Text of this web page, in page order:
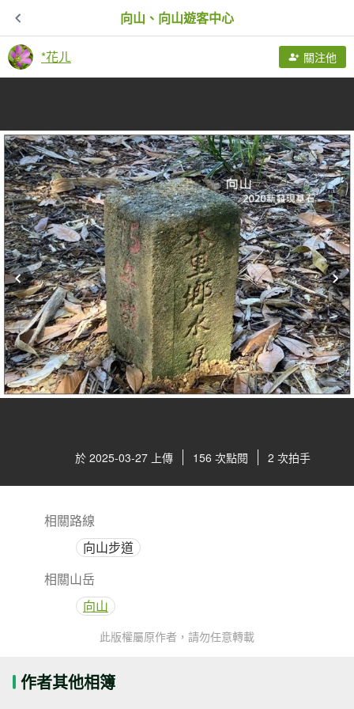
向山、向山遊客中心
*花ㄦ 關注他
於 2025-03-27 上傳 156 次點閱 2 次拍手
相關路線
向山步道
相關山岳
向山
此版權屬原作者，請勿任意轉載
作者其他相簿